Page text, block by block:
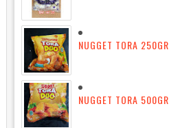
NUGGET TORA 250GR
NUGGET TORA 500GR